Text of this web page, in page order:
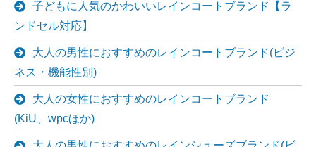
子どもに人気のかわいいレインコートブランド【ラ
ンドセル対応】
大人の男性におすすめのレインコートブランド(ビジ
ネス・機能性別)
大人の女性におすすめのレインコートブランド
(KiU、wpcほか)